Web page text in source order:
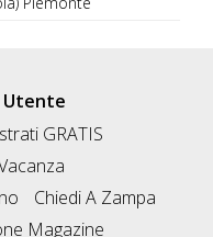
Utente
GRATIS
Chiedi A Zampa
Magazine